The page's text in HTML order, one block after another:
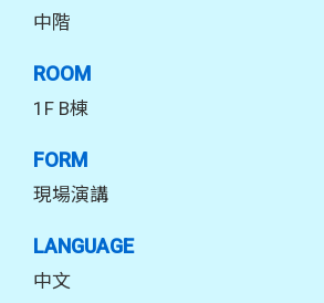
中階
ROOM
1F B棟
FORM
現場演講
LANGUAGE
中文